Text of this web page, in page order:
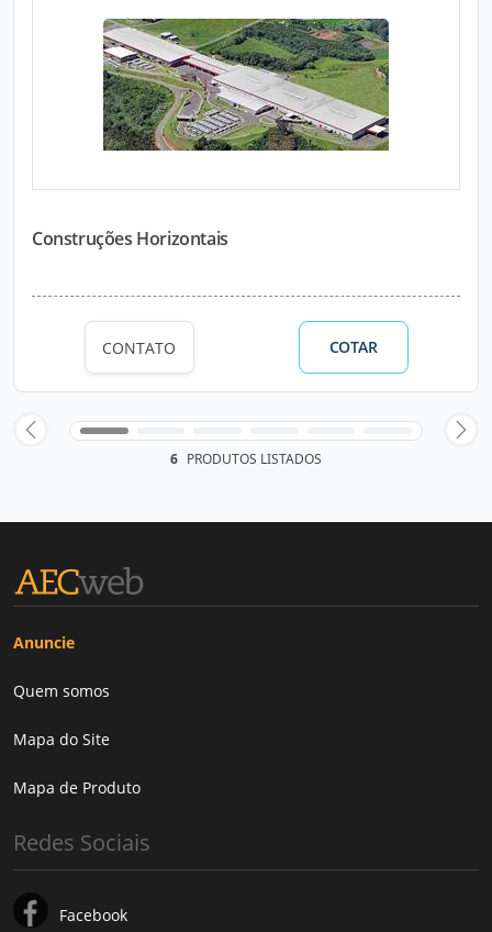
Construções Horizontais
CONTATO COTAR
6 PRODUTOS LISTADOS
Anuncie
Quem somos
Mapa do Site
Mapa de Produto
Redes Sociais
Facebook